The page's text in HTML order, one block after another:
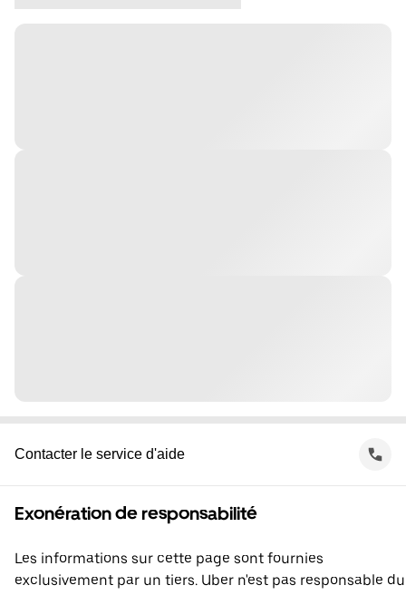
Contacter le service d'aide
Exonération de responsabilité
Les informations sur cette page sont fournies
exclusivement par un tiers. Uber n'est pas responsable du